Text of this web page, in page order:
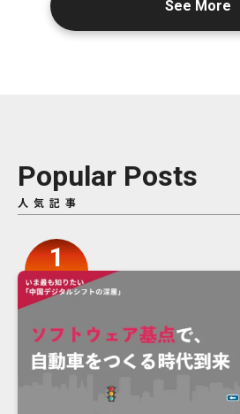
See More
Popular Posts
人気記事